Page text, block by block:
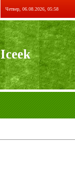
Четвер, 06.08.2026, 05:58
Iceek